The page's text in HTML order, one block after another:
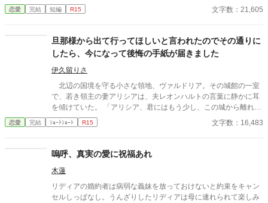
人を選んだのだもの。『前』と変わらず━━ これはとある能力を
持つ一族に産まれた令嬢と自身に掛けられた封印に縛られる王太
ジュリアの婚約披露の時のイメージです。
恋愛 完結 短編 R15 文字数：21,605
旦那様から出て行ってほしいと言われたのでその通りに
したら、今になって後悔の手紙が届きました
伊久留りさ
北辺の国境を守る小さな領地、ヴァルドリア。その城館の一室
で、若き領主の妻アリシアは、夫レオンハルトの言葉に静かに耳
を傾けていた。 「アリシア、君にはもう少し、この城から離れて
もらいたい」 レオンハルトの声は、いつものように低く、落ち
着いていた。しかし、その言葉の意味は、アリシアにとってあま
はどういう意味でございますか」 「つまり、この城にいないでほ
しい、ということだ。しばらくの間、君には別の場所で暮らして
もらいたい」 アリシアは、ゆっくりと目を閉じた。指先がわず
かに震えるのを、彼女は必死に抑えていた。この男の前で、自分
が動揺している姿を見せたくなかったからだ。
恋愛 完結 ｼｮｰﾄｼｮｰﾄ R15 文字数：16,483
嗚呼、真実の愛に祝福あれ
木蓮
リディアの婚約者は病弱な義妹を放っておけないと約束をキャン
セルしっぱなし。うんざりしたリディアは母に連れられて楽しみ